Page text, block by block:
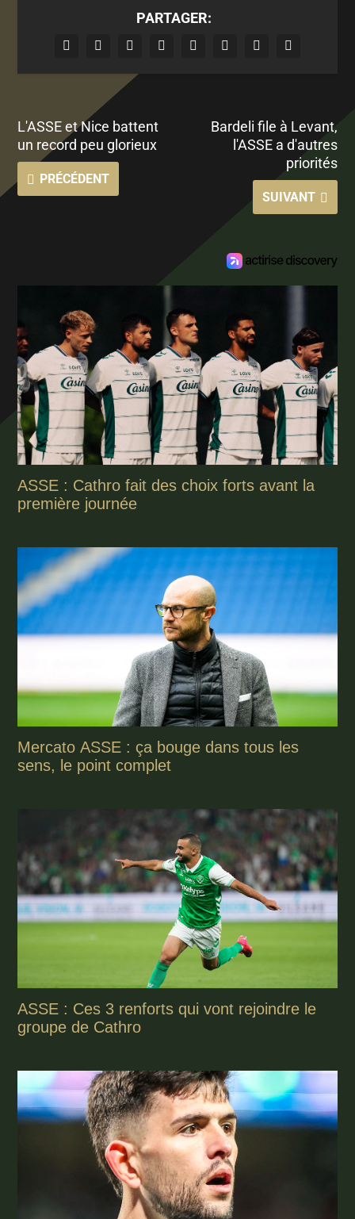
PARTAGER:
L'ASSE et Nice battent
un record peu glorieux
PRÉCÉDENT
Bardeli file à Levant,
l'ASSE a d'autres
priorités
SUIVANT
ASSE : Cathro fait des choix forts avant la
première journée
Mercato ASSE : ça bouge dans tous les
sens, le point complet
ASSE : Ces 3 renforts qui vont rejoindre le
groupe de Cathro